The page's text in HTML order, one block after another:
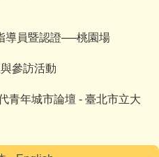
導員暨認證──桃園場
參訪活動
青年城市論壇 - 臺北市立大